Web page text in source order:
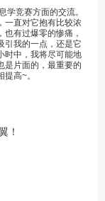
学竞赛方面的交流。
一直对它抱有比较浓
有过爆零的惨痛，
引我的一点，还是它
时中，我将尽可能地
是片面的，最重要的
高~。
！